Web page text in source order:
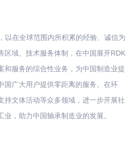
以在全球范围内所积累的经验、诚信为
区域、技术服务体制，在中国展开RDK
和服务的综合性业务，为中国制造业提
国广大用户提供零距离的服务。在环
持文体活动等众多领域，进一步开展社
，助力中国轴承制造业的发展。